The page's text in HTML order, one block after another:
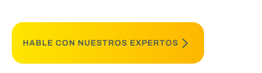
HABLE CON NUESTROS EXPERTOS